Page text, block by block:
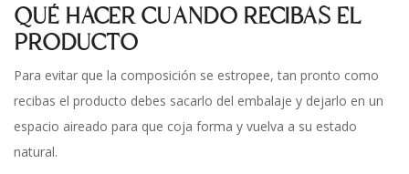
QUÉ HACER CUANDO RECIBAS EL
PRODUCTO
Para evitar que la composición se estropee, tan pronto como
recibas el producto debes sacarlo del embalaje y dejarlo en un
espacio aireado para que coja forma y vuelva a su estado
natural.